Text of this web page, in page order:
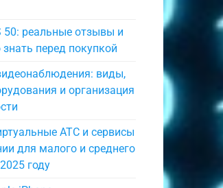
50: реальные отзывы и
перед покупкой
виды,
и организация
АТС и сервисы
для малого и среднего
году